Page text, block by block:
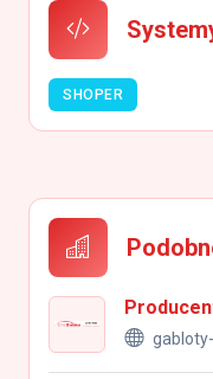
SHOPER